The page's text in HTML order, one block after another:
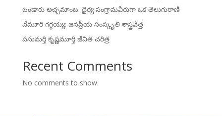
బండారు అచ్చమాంబ: ధైర్య సంగ్రామవీరుగా ఒక తెలుగురాణి
వేమూరి గగ్గయ్య: జనప్రియ సంస్కృతి శాస్త్రవేత్త
పసుమర్తి కృష్ణమూర్తి జీవిత చరిత్ర
Recent Comments
No comments to show.